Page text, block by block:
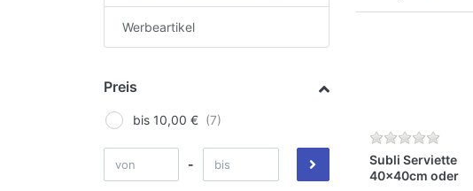
Werbeartikel
Preis
bis 10,00 €
-
Subli Serviette
40x40cm oder